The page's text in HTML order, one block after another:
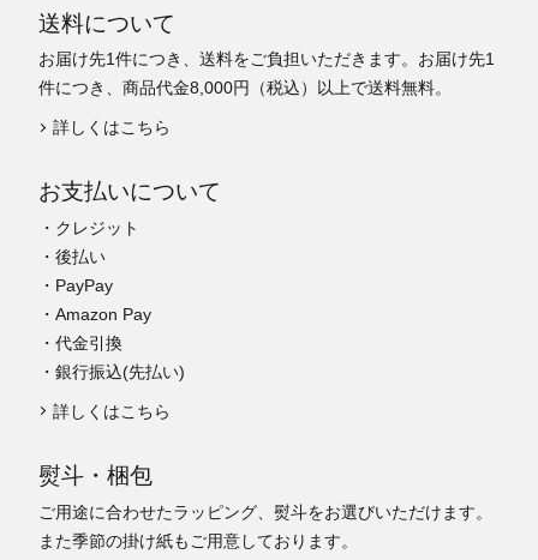
送料について
お届け先1件につき、送料をご負担いただきます。お届け先1
件につき、商品代金8,000円（税込）以上で送料無料。
詳しくはこちら
お支払いについて
・クレジット
・後払い
・PayPay
・Amazon Pay
・代金引換
・銀行振込(先払い)
詳しくはこちら
熨斗・梱包
ご用途に合わせたラッピング、熨斗をお選びいただけます。
また季節の掛け紙もご用意しております。